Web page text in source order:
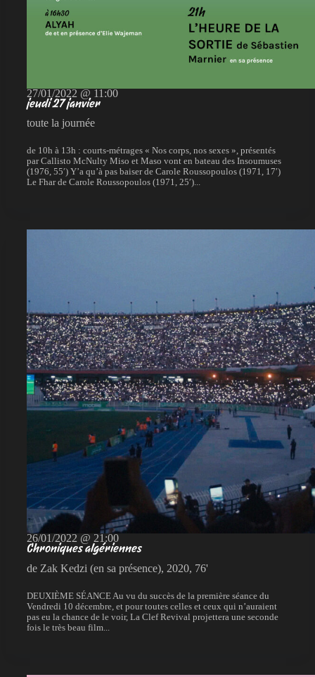
27/01/2022 @ 11:00
jeudi 27 janvier
toute la journée
de 10h à 13h : courts-métrages « Nos corps, nos sexes », présentés
par Callisto McNulty Miso et Maso vont en bateau des Insoumuses
(1976, 55′) Y’a qu’à pas baiser de Carole Roussopoulos (1971, 17′)
Le Fhar de Carole Roussopoulos (1971, 25′)...
26/01/2022 @ 21:00
Chroniques algériennes
de Zak Kedzi (en sa présence), 2020, 76'
DEUXIÈME SÉANCE Au vu du succès de la première séance du
Vendredi 10 décembre, et pour toutes celles et ceux qui n’auraient
pas eu la chance de le voir, La Clef Revival projettera une seconde
fois le très beau film...